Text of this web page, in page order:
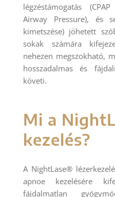
légzéstámogatás
Airway Pressure), és
kimetszése) jöhetett
sokak számára
nehezen megszokható,
hosszadalmas és
követi.
Mi a
kezelés?
A NightLase®
apnoe kezelésére
fájdalmatlan